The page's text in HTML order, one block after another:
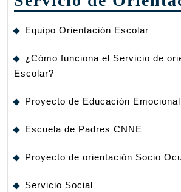
Equipo Orientación Escolar
¿Cómo funciona el Servicio de
Escolar?
Proyecto de Educación Emocional
Escuela de Padres CNNE
Proyecto de orientación Socio
Servicio Social